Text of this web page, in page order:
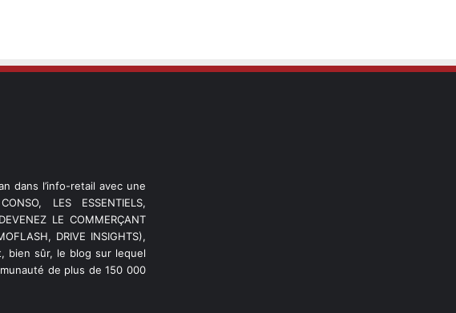
dans l’info-retail avec une
LES ESSENTIELS,
LE COMMERÇANT
DRIVE INSIGHTS),
bien sûr, le blog sur lequel
de plus de 150 000